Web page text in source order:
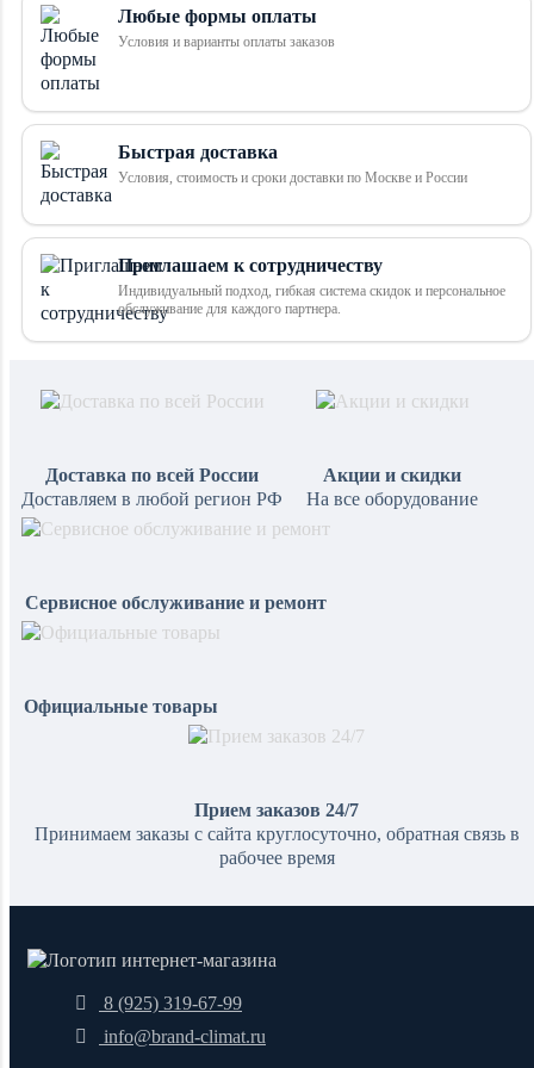
Любые формы оплаты
Условия и варианты оплаты заказов
Быстрая доставка
Условия, стоимость и сроки доставки по Москве и России
Приглашаем к сотрудничеству
Индивидуальный подход, гибкая система скидок и персональное
обслуживание для каждого партнера.
Доставка по всей России
Доставляем в любой регион РФ
Акции и скидки
На все оборудование
Сервисное обслуживание и ремонт
Официальные товары
Прием заказов 24/7
Принимаем заказы с сайта круглосуточно, обратная связь в
рабочее время
8 (925) 319-67-99
info@brand-climat.ru